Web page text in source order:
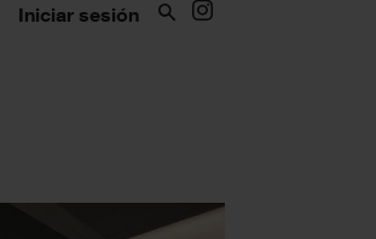
Iniciar sesión